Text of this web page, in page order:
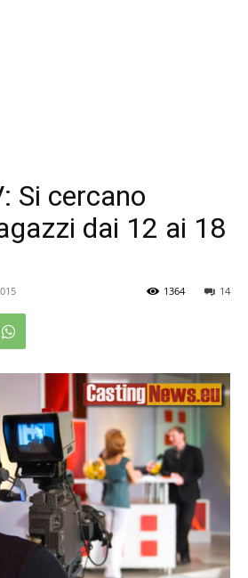
Si cercano
dai 12 ai 18
14
1364